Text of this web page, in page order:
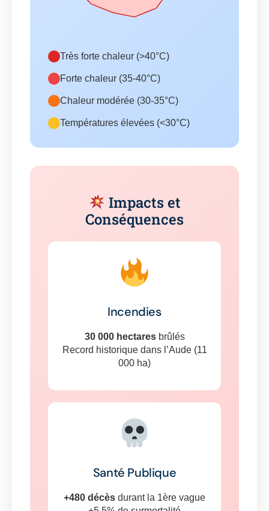
Très forte chaleur (>40°C)
Forte chaleur (35-40°C)
Chaleur modérée (30-35°C)
Températures élevées (<30°C)
Impacts et
Conséquences
Incendies
30 000 hectaresbrûlés
Record historique dans l’Aude (11
000 ha)
Santé Publique
+480 décès durant la 1ère vague